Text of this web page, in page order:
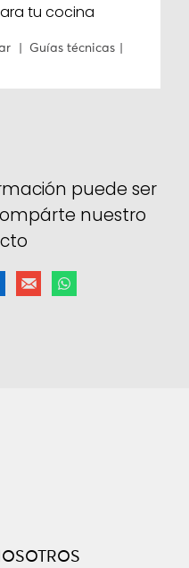
tu cocina
Guías técnicas
puede ser
nuestro